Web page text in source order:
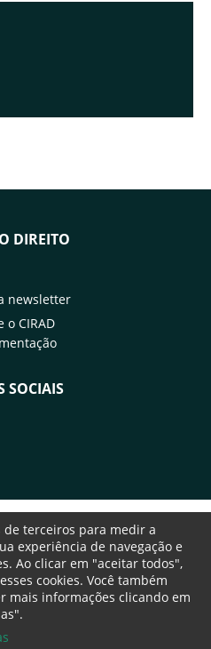
DIREITO
newsletter
o CIRAD
SOCIAIS
página Nous contacter par
de terceiros para medir a
experiência de navegação e
Ao clicar em "aceitar todos",
cookies. Você também
mais informações clicando em